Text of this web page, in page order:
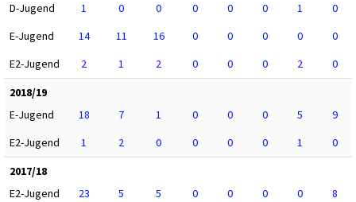
D-Jugend
1 0 0 0 0 0 1
0
E-Jugend
14 11 16 0 0 0 0
0
E2-Jugend
2 1 2 0 0 0 2
0
2018/19
E-Jugend
18 7 1 0 0 0 5
9
E2-Jugend
1 2 0 0 0 0 1
0
2017/18
E2-Jugend
23 5 5 0 0 0 0
8